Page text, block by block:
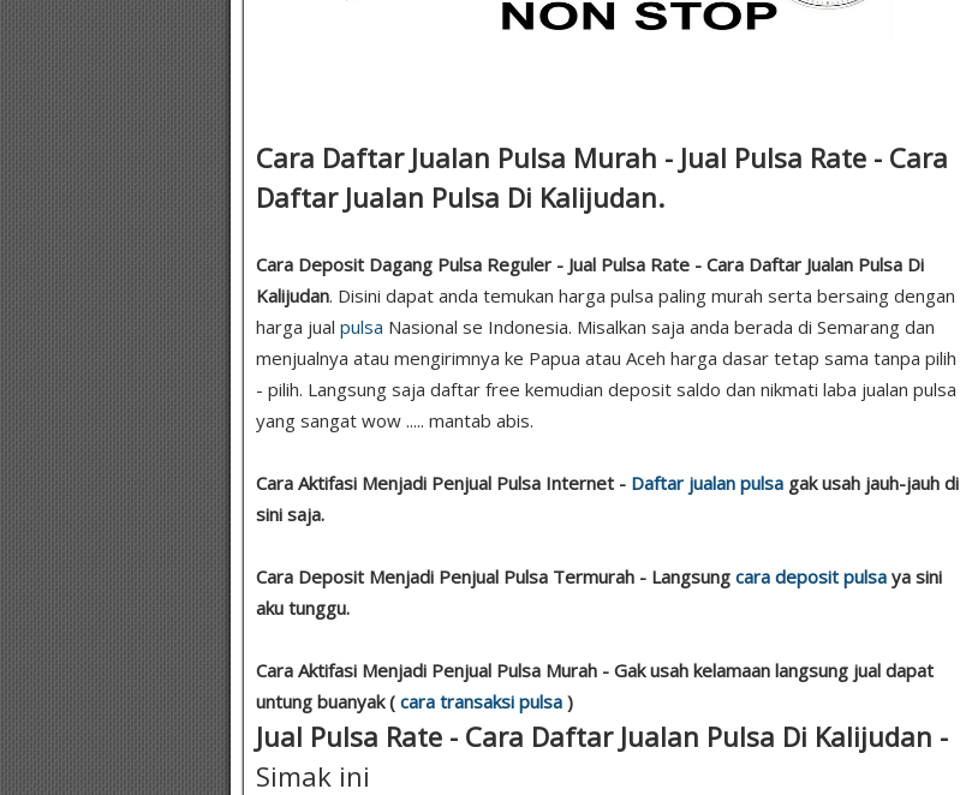
Cara Daftar Jualan Pulsa Murah - Jual Pulsa Rate - Cara
Daftar Jualan Pulsa Di Kalijudan.
Cara Deposit Dagang Pulsa Reguler - Jual Pulsa Rate - Cara Daftar Jualan Pulsa Di
Kalijudan. Disini dapat anda temukan harga pulsa paling murah serta bersaing dengan
harga jual pulsa Nasional se Indonesia. Misalkan saja anda berada di Semarang dan
menjualnya atau mengirimnya ke Papua atau Aceh harga dasar tetap sama tanpa pilih
- pilih. Langsung saja daftar free kemudian deposit saldo dan nikmati laba jualan pulsa
yang sangat wow ..... mantab abis.
Cara Aktifasi Menjadi Penjual Pulsa Internet - Daftar jualan pulsa gak usah jauh-jauh di
sini saja.
Cara Deposit Menjadi Penjual Pulsa Termurah - Langsung cara deposit pulsa ya sini
aku tunggu.
Cara Aktifasi Menjadi Penjual Pulsa Murah - Gak usah kelamaan langsung jual dapat
untung buanyak ( cara transaksi pulsa )
Jual Pulsa Rate - Cara Daftar Jualan Pulsa Di Kalijudan -
Simak ini